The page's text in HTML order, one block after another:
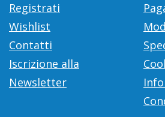
Registrati
Wishlist
Contatti
Iscrizione alla
Newsletter